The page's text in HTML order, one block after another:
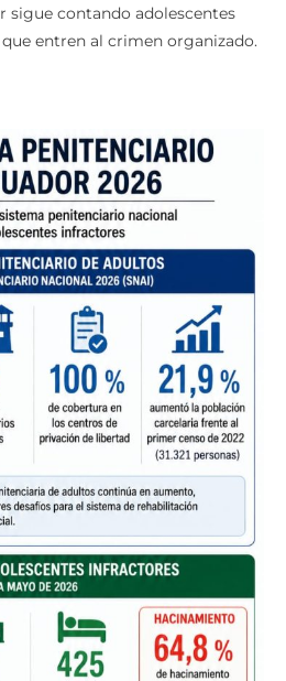
puede definir si, dentro de
sigue contando adolescentes
entren al crimen organizado.